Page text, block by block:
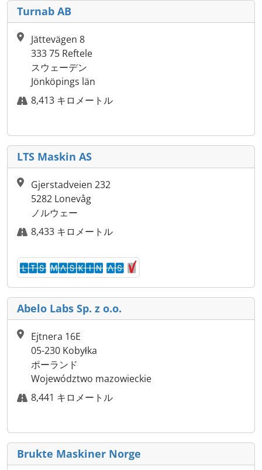
Turnab AB
Jättevägen 8
333 75 Reftele
スウェーデン
Jönköpings län
8,413 キロメートル
LTS Maskin AS
Gjerstadveien 232
5282 Lonevåg
ノルウェー
8,433 キロメートル
Abelo Labs Sp. z o.o.
Ejtnera 16E
05-230 Kobyłka
ポーランド
Województwo mazowieckie
8,441 キロメートル
Brukte Maskiner Norge